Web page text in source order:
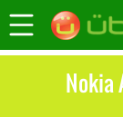
Nokia